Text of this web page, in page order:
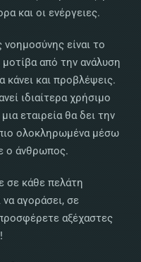
και οι ενέργειες.
είναι το
από την ανάλυση
και προβλέψεις.
ιδιαίτερα χρήσιμο
εταιρεία θα δει την
ολοκληρωμένα μέσω
ο άνθρωπος.
σε κάθε πελάτη
αγοράσει, σε
αξέχαστες